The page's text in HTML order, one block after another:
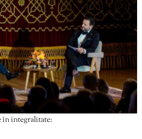
în integralitate: